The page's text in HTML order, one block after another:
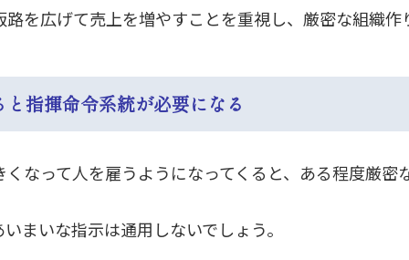
を広げて売上を増やすことを重視し、厳密な組織
指揮命令系統が必要になる
なって人を雇うようになってくると、ある程度厳
まいな指示は通用しないでしょう。